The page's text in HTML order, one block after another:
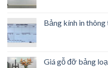
Bảng kính in thông
Giá gỗ đỡ bảng